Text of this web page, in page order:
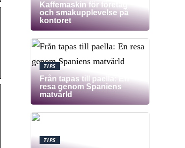
Kaffemaskin för företag
och smakupplevelse på
kontoret
TIPS
Från tapas till paella: En
resa genom Spaniens
matvärld
TIPS